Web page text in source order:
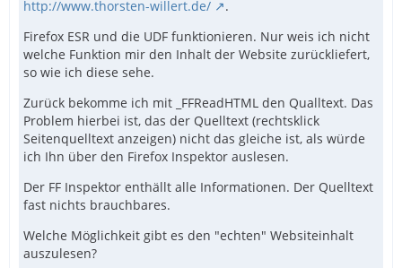
http://www.thorsten-willert.de/
.
Firefox ESR und die UDF funktionieren. Nur weis ich nicht
welche Funktion mir den Inhalt der Website zurückliefert,
so wie ich diese sehe.
Zurück bekomme ich mit _FFReadHTML den Qualltext. Das
Problem hierbei ist, das der Quelltext (rechtsklick
Seitenquelltext anzeigen) nicht das gleiche ist, als würde
ich Ihn über den Firefox Inspektor auslesen.
Der FF Inspektor enthällt alle Informationen. Der Quelltext
fast nichts brauchbares.
Welche Möglichkeit gibt es den "echten" Websiteinhalt
auszulesen?